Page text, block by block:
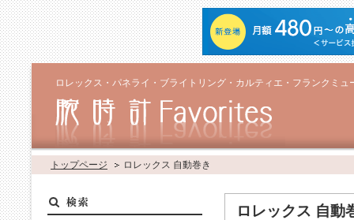
ロレックス・パネライ・ブライトリング・カルティエ・フランクミ
トップページ ロレックス 自動巻き
ロレックス 自動